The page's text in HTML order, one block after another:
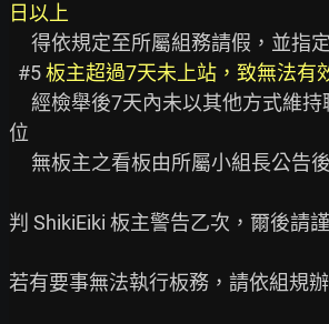
日以上
  #5
板主超過7天未上站，致無法有
位
判 ShikiEiki 板主警告乙次，爾後請
若有要事無法執行板務，請依組規